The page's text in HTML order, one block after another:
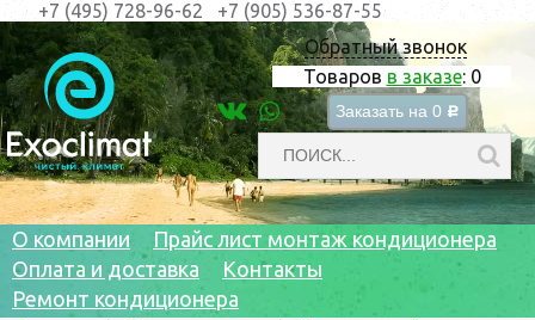
Обратный звонок
Товаров в заказе: 0
Заказать на 0 c
+7 (495) 728-96-62 +7 (905) 536-87-55
О компании
Прайс лист монтаж кондиционера
Оплата и доставка
Контакты
Ремонт кондиционера